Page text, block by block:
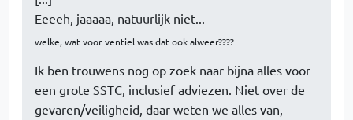
Eeeeh, jaaaaa, natuurlijk niet...
welke, wat voor ventiel was dat ook alweer????
Ik ben trouwens nog op zoek naar bijna alles voor
een grote SSTC, inclusief adviezen. Niet over de
gevaren/veiligheid, daar weten we alles van,